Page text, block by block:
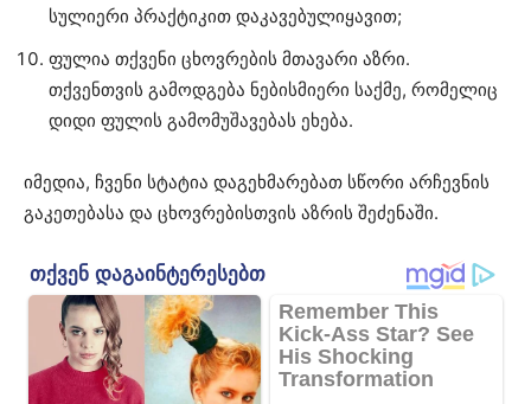
სულიერი პრაქტიკით დაკავებულიყავით;
ფულია თქვენი ცხოვრების მთავარი აზრი.
თქვენთვის გამოდგება ნებისმიერი საქმე, რომელიც
დიდი ფულის გამომუშავებას ეხება.
იმედია, ჩვენი სტატია დაგეხმარებათ სწორი არჩევნის
გაკეთებასა და ცხოვრებისთვის აზრის შეძენაში.